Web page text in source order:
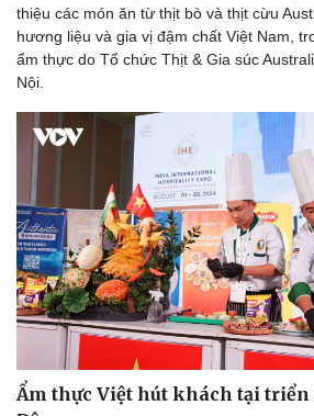
thiệu các món ăn từ thịt bò và thịt cừu
hương liệu và gia vị đậm chất Việt Nam,
ẩm thực do Tổ chức Thịt & Gia súc
Nội.
Ẩm thực Việt hút khách tại